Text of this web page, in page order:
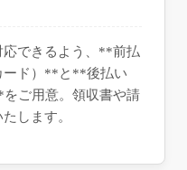
できるよう、**前払
ード）**と**後払い
をご用意。領収書や請
します。